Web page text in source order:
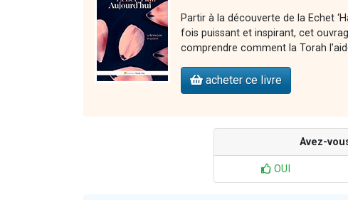
Partir à la découverte de la Echet
fois puissant et inspirant, cet
comprendre comment la Torah
acheter ce livre
Avez-
OUI